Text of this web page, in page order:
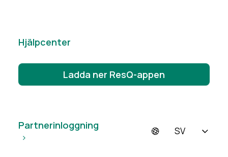
Hjälpcenter
Ladda ner ResQ-appen
SV
Partnerinloggning